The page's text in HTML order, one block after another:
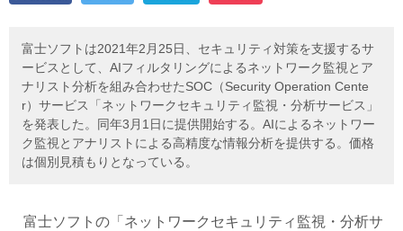
富士ソフトは2021年2月25日、セキュリティ対策を支援するサ
ービスとして、AIフィルタリングによるネットワーク監視とア
ナリスト分析を組み合わせたSOC（Security Operation Cente
r）サービス「ネットワークセキュリティ監視・分析サービス」
を発表した。同年3月1日に提供開始する。AIによるネットワー
ク監視とアナリストによる高精度な情報分析を提供する。価格
は個別見積もりとなっている。
富士ソフトの「ネットワークセキュリティ監視・分析サ